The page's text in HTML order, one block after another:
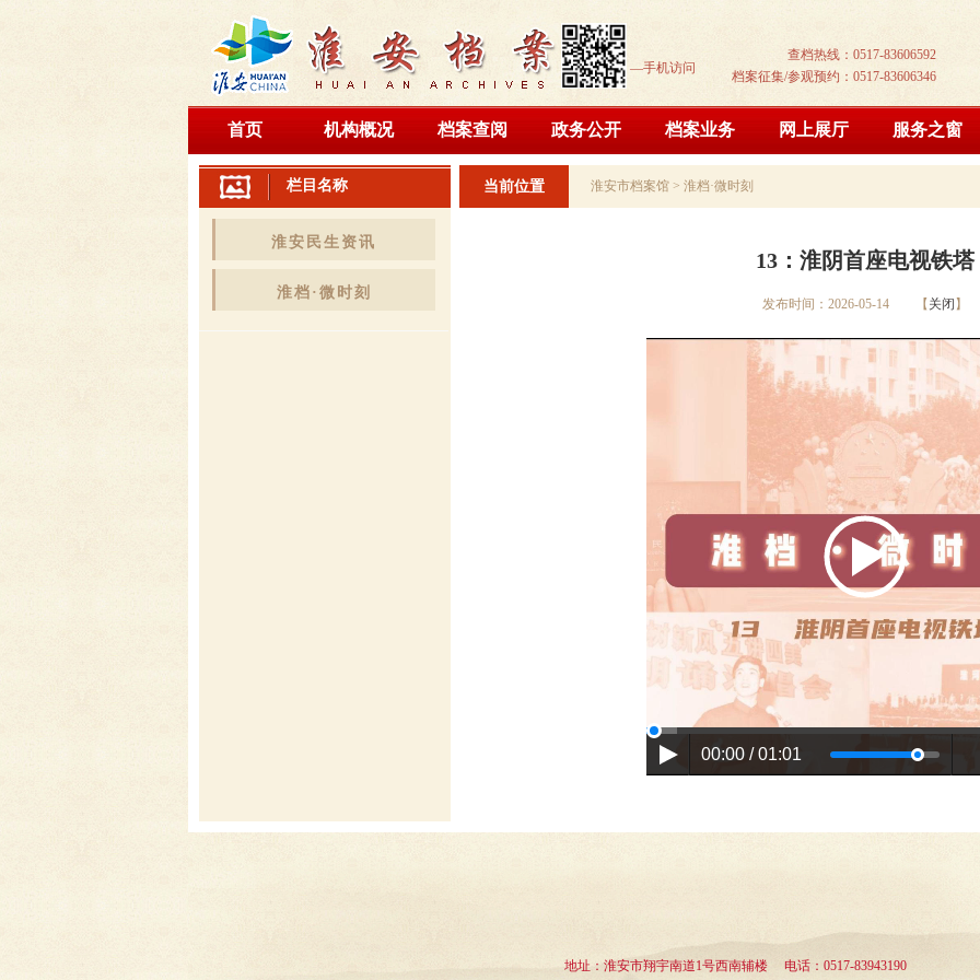
—手机访问
查档热线：0517-83606592
档案征集/参观预约：0517-83606346
首页 机构概况 档案查阅 政务公开 档案业务 网上展厅 服务之窗
栏目名称
淮安民生资讯
淮档·微时刻
当前位置 淮安市档案馆 > 淮档·微时刻
13：淮阴首座电视铁塔
发布时间：2026-05-14 【 关闭 】
00:00 / 01:01
地址：淮安市翔宇南道1号西南辅楼 电话：0517-83943190